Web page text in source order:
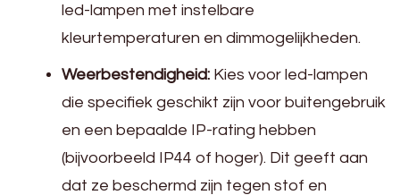
led-lampen met instelbare
kleurtemperaturen en dimmogelijkheden.
Weerbestendigheid: Kies voor led-lampen
die specifiek geschikt zijn voor buitengebruik
en een bepaalde IP-rating hebben
(bijvoorbeeld IP44 of hoger). Dit geeft aan
dat ze beschermd zijn tegen stof en